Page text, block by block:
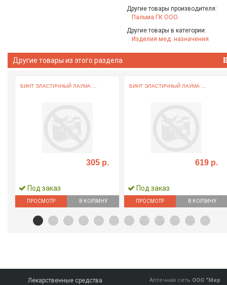
Другие товары производителя:
Пальма ГК ООО
Другие товары в категории:
Изделия мед. назначения
Другие товары из этого раздела
БИНТ ЭЛАСТИЧНЫЙ ЛАУМА ...
305 р.
Под заказ
ПРОСМОТР В КОРЗИНУ
БИНТ ЭЛАСТИЧНЫЙ ЛАУМА ...
619 р.
Под заказ
ПРОСМОТР В КОРЗИНУ
Лекарственные средства Аптечная сеть ООО "Мир